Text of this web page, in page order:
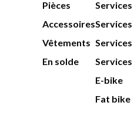
Pièces
Accessoires
Vêtements
En solde
Services
E-bike
Fat bike